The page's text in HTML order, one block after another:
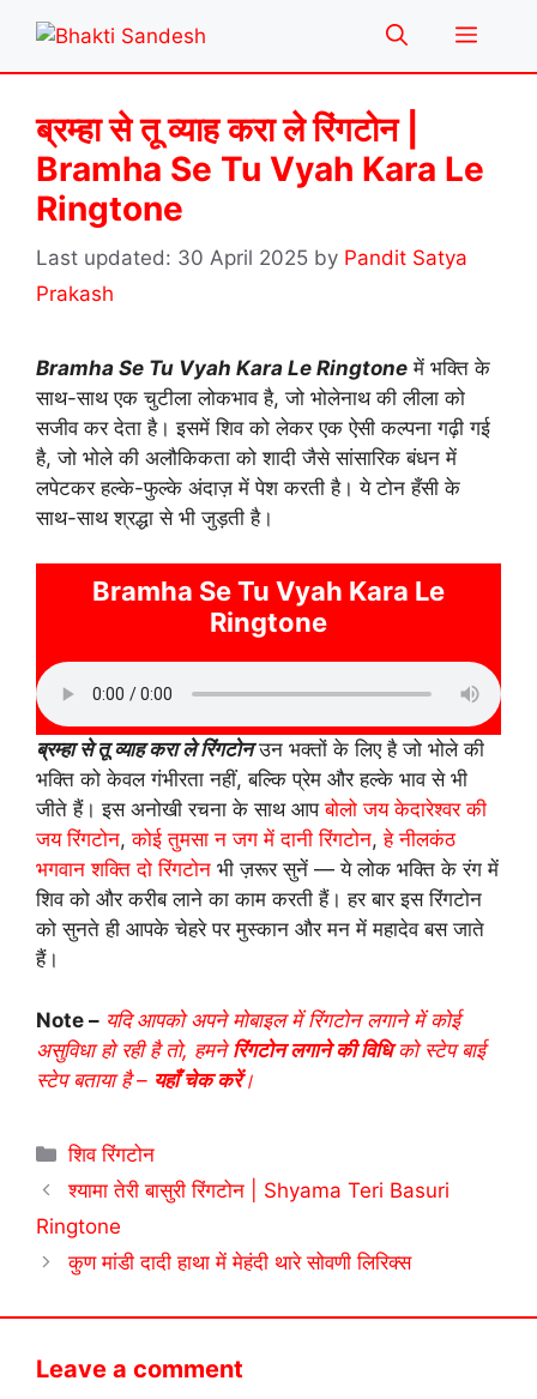
content
Menu
ब्रम्हा से तू व्याह करा ले रिंगटोन |
Bramha Se Tu Vyah Kara Le
Ringtone
30 April 2025 by Pandit Satya
Prakash
Bramha Se Tu Vyah Kara Le Ringtone में भक्ति के
साथ-साथ एक चुटीला लोकभाव है, जो भोलेनाथ की लीला को
सजीव कर देता है। इसमें शिव को लेकर एक ऐसी कल्पना गढ़ी गई
है, जो भोले की अलौकिकता को शादी जैसे सांसारिक बंधन में
लपेटकर हल्के-फुल्के अंदाज़ में पेश करती है। ये टोन हँसी के
साथ-साथ श्रद्धा से भी जुड़ती है।
Bramha Se Tu Vyah Kara Le
Ringtone
ब्रम्हा से तू व्याह करा ले रिंगटोनउन भक्तों के लिए है जो भोले की
भक्ति को केवल गंभीरता नहीं, बल्कि प्रेम और हल्के भाव से भी
जीते हैं। इस अनोखी रचना के साथ आपबोलो जय केदारेश्वर की
जय रिंगटोन,कोई तुमसा न जग में दानी रिंगटोन,हे नीलकंठ
भगवान शक्ति दो रिंगटोन भी ज़रूर सुनें — ये लोक भक्ति के रंग में
शिव को और करीब लाने का काम करती हैं। हर बार इस रिंगटोन
को सुनते ही आपके चेहरे पर मुस्कान और मन में महादेव बस जाते
हैं।
Note – यदि आपको अपने मोबाइल में रिंगटोन लगाने में कोई
असुविधा हो रही है तो, हमनेरिंगटोन लगाने की विधिको स्टेप बाई
स्टेप बताया है – यहाँ चेक करें।
Categories
शिव रिंगटोन
श्यामा तेरी बासुरी रिंगटोन | Shyama Teri Basuri
Ringtone
कुण मांडी दादी हाथा में मेहंदी थारे सोवणी लिरिक्स
Leave a comment